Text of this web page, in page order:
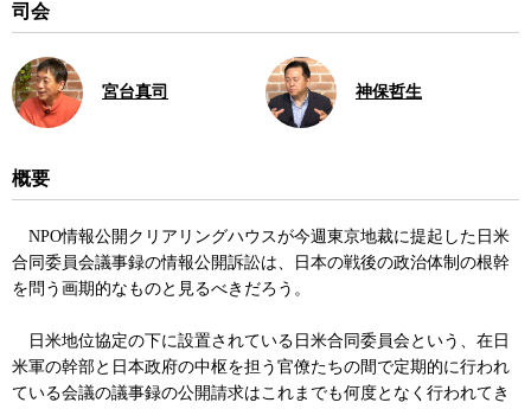
司会
宮台真司 神保哲生
概要
NPO情報公開クリアリングハウスが今週東京地裁に提起した日米
合同委員会議事録の情報公開訴訟は、日本の戦後の政治体制の根幹
を問う画期的なものと見るべきだろう。
日米地位協定の下に設置されている日米合同委員会という、在日
米軍の幹部と日本政府の中枢を担う官僚たちの間で定期的に行われ
ている会議の議事録の公開請求はこれまでも何度となく行われてき